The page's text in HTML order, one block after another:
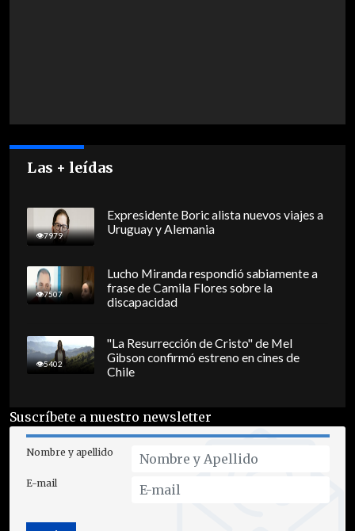
Las + leídas
7979
Expresidente Boric alista nuevos viajes a
Uruguay y Alemania
7507
Lucho Miranda respondió sabiamente a
frase de Camila Flores sobre la
discapacidad
5402
"La Resurrección de Cristo" de Mel
Gibson confirmó estreno en cines de
Chile
Suscríbete a nuestro newsletter
Nombre y apellido
E-mail